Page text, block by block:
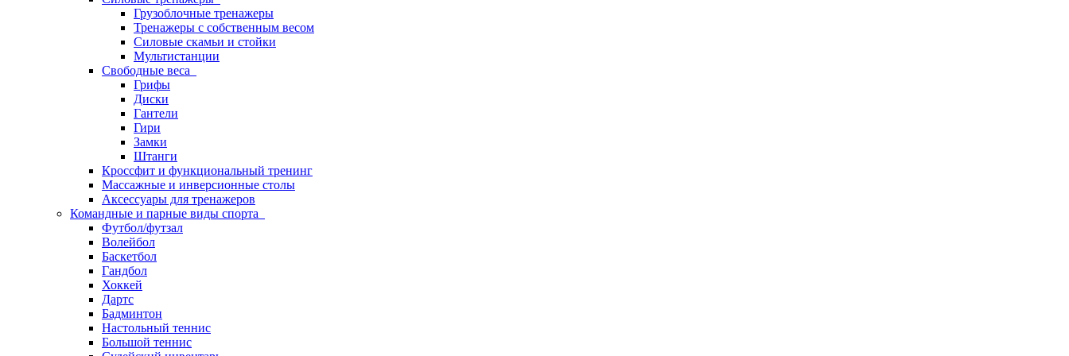
Грузоблочные тренажеры
Тренажеры с собственным весом
Силовые скамьи и стойки
Мультистанции
Свободные веса
Грифы
Диски
Гантели
Гири
Замки
Штанги
Кроссфит и функциональный тренинг
Массажные и инверсионные столы
Аксессуары для тренажеров
Командные и парные виды спорта
Футбол/футзал
Волейбол
Баскетбол
Гандбол
Хоккей
Дартс
Бадминтон
Настольный теннис
Большой теннис